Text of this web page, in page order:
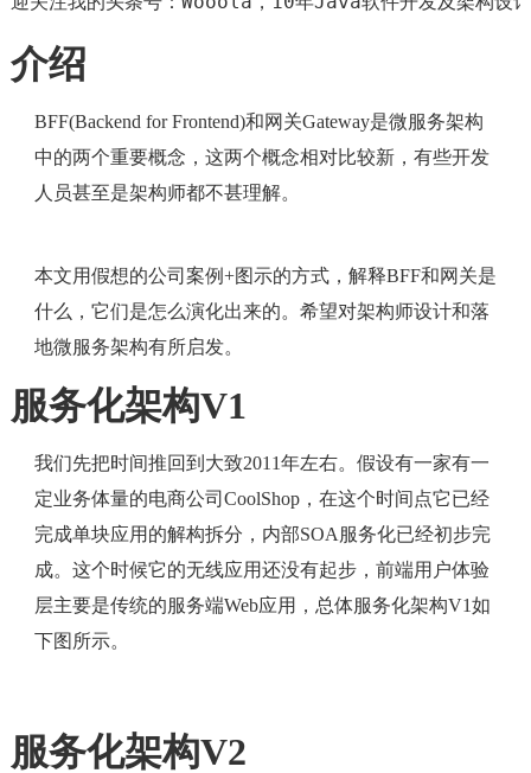
介绍
BFF(Backend for Frontend)和网关Gateway是微服务架构
中的两个重要概念，这两个概念相对比较新，有些开发
人员甚至是架构师都不甚理解。
本文用假想的公司案例+图示的方式，解释BFF和网关是
什么，它们是怎么演化出来的。希望对架构师设计和落
地微服务架构有所启发。
服务化架构V1
我们先把时间推回到大致2011年左右。假设有一家有一
定业务体量的电商公司CoolShop，在这个时间点它已经
完成单块应用的解构拆分，内部SOA服务化已经初步完
成。这个时候它的无线应用还没有起步，前端用户体验
层主要是传统的服务端Web应用，总体服务化架构V1如
下图所示。
服务化架构V2